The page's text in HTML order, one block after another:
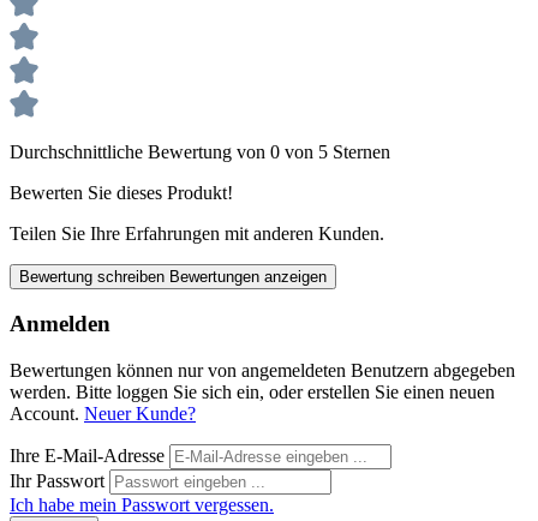
Durchschnittliche Bewertung von 0 von 5 Sternen
Bewerten Sie dieses Produkt!
Teilen Sie Ihre Erfahrungen mit anderen Kunden.
Bewertung schreiben Bewertungen anzeigen
Anmelden
Bewertungen können nur von angemeldeten Benutzern abgegeben
werden. Bitte loggen Sie sich ein, oder erstellen Sie einen neuen
Account. Neuer Kunde?
Ihre E-Mail-Adresse
Ihr Passwort
Ich habe mein Passwort vergessen.